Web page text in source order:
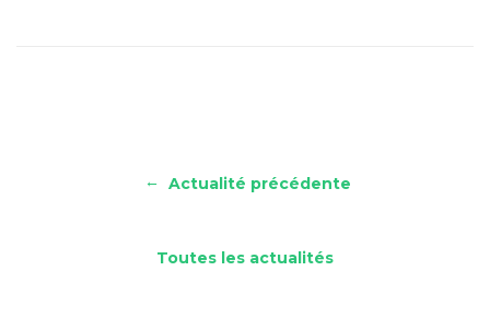
← Actualité précédente
Toutes les actualités